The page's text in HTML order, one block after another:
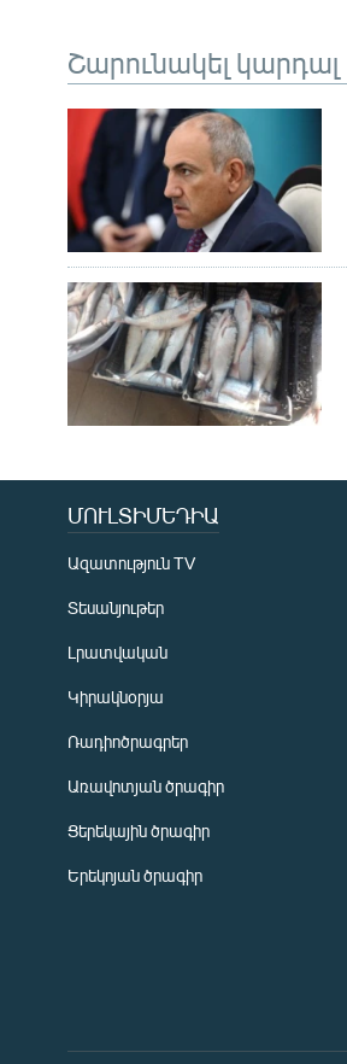
Շարունակել կարդալ
ՄՈՒԼՏԻՄԵԴԻԱ
Ազատություն TV
Տեսանյութեր
Լրատվական
Կիրակնօրյա
Ռադիոծրագրեր
Առավոտյան ծրագիր
Ցերեկային ծրագիր
Երեկոյան ծրագիր